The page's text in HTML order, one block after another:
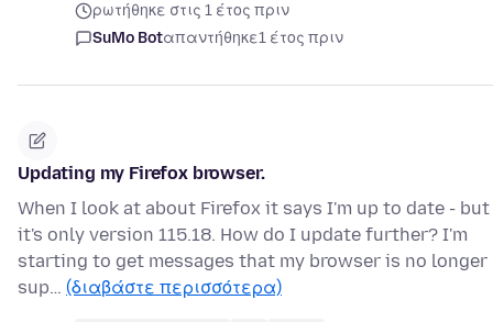
ρωτήθηκε στις 1 έτος πριν
SuMo Botαπαντήθηκε1 έτος πριν
Updating my Firefox browser.
When I look at about Firefox it says I'm up to date - but
it's only version 115.18. How do I update further? I'm
starting to get messages that my browser is no longer
sup… (διαβάστε περισσότερα)